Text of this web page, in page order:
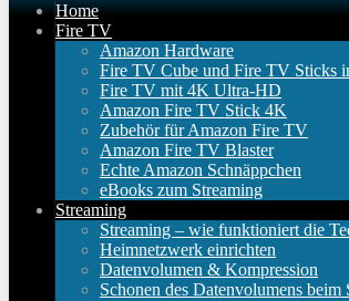
Home
Fire TV
Amazon Hardware
Fire TV Cube und Fire TV Sticks
Fire TV mit 4K Ultra-HD
Amazon Fire TV Stick 4K
Zubehör für Amazon Fire TV
Amazon Fire TV Blaster
Echte Amazon Schnäppchen
eBooks zum Streaming
Streaming
Streaming – wie funktioniert die
Heimnetzwerk einrichten
Datenvolumen & Kompression
Schonen des Datenvolumens beim